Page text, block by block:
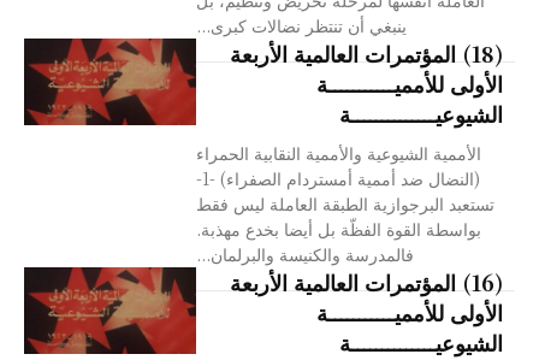
ينبغي أن تنتظر نضالات كبرى...
(18) المؤتمرات العالمية الأربعة
الأولى للأمميـــــــــــة
الشيوعيــــــــــــــة
الأممية الشيوعية والأممية النقابية الحمراء
(النضال ضد أممية أمستردام الصفراء) -1-
تستعبد البرجوازية الطبقة العاملة ليس فقط
بواسطة القوة الفظّة بل أيضا بخدع مهذبة.
فالمدرسة والكنيسة والبرلمان...
(16) المؤتمرات العالمية الأربعة
الأولى للأمميـــــــــــة
الشيوعيــــــــــــــة